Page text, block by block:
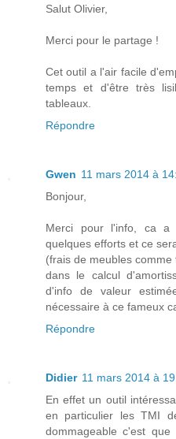
Salut Olivier,
Merci pour le partage !
Cet outil a l'air facile
temps et d'être très
tableaux.
Répondre
Gwen 11 mars 2014 à
Bonjour,
Merci pour l'info, ca a
quelques efforts et ce
(frais de meubles
dans le calcul
d'info de valeur
nécessaire à ce fameux
Répondre
Didier 11 mars 2014 à
En effet un outil
en particulier les TMI
dommageable c'est que